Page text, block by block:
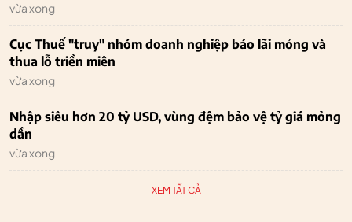
vừa xong
Cục Thuế "truy" nhóm doanh nghiệp báo lãi mỏng và
thua lỗ triền miên
vừa xong
Nhập siêu hơn 20 tỷ USD, vùng đệm bảo vệ tỷ giá mỏng
dần
vừa xong
XEM TẤT CẢ